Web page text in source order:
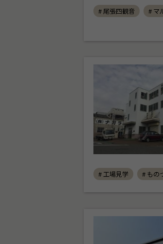
# 尾張四観音 # マ
# 工場見学 # もの